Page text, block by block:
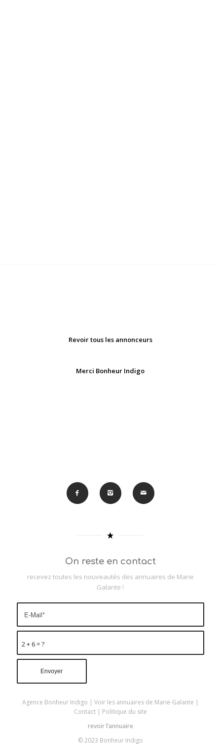
Revoir tous les annonceurs
Merci Bonheur Indigo
On reste en contact
recevez toutes les nouveautés des annuaires de Marie
Galante !
2 + 6 = ?
Agence Bonheur Indigo | Voir les annuaires de Marie-Galante |
Contact| Politique du site
revoir l’annuaire
© 2023 Bonheur Indigo